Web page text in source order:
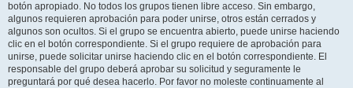
botón apropiado. No todos los grupos tienen libre acceso. Sin embargo,
algunos requieren aprobación para poder unirse, otros están cerrados y
algunos son ocultos. Si el grupo se encuentra abierto, puede unirse haciendo
clic en el botón correspondiente. Si el grupo requiere de aprobación para
unirse, puede solicitar unirse haciendo clic en el botón correspondiente. El
responsable del grupo deberá aprobar su solicitud y seguramente le
preguntará por qué desea hacerlo. Por favor no moleste continuamente al